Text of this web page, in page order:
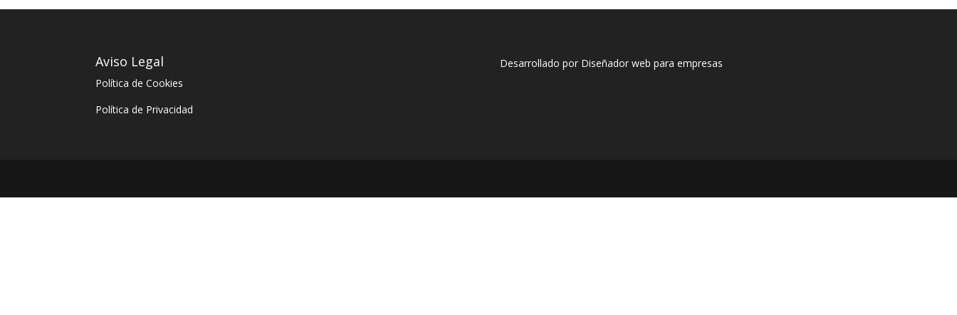
Aviso Legal
Política de Cookies
Política de Privacidad
Desarrollado por Diseñador web para empresas